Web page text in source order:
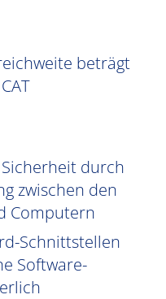
beträgt
durch
zwischen den
Computern
Schnittstellen
Software-